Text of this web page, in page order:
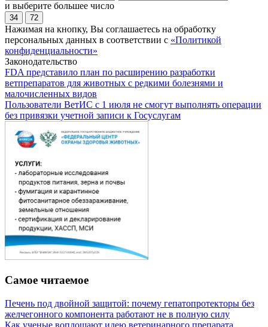
и выберите большее число
34 72
Нажимая на кнопку, Вы соглашаетесь на обработку
персональных данных в соответствии с «Политикой
конфиденциальности»
Законодательство
FDA представило план по расширению разработки
ветпрепаратов для животных с редкими болезнями и
малочисленных видов
Пользователи ВетИС с 1 июля не смогут выполнять операции
без привязки учетной записи к Госуслугам
Самое читаемое
Печень под двойной защитой: почему гепатопротекторы без
желчегонного компонента работают не в полную силу
Как ученые воплощают идею ветеринарного препарата